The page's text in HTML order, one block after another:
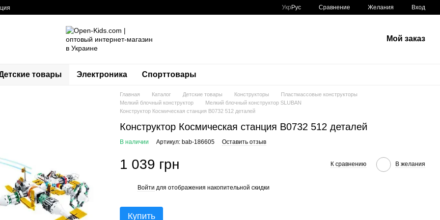
Укр Рус Сравнение Желания Вход
Мой заказ
товары Электроника Спорттовары
Главная Каталог Детские товары Конструкторы
Пластмассовые конструкторы
Мелкий блочный конструктор
Мелкий блочный конструктор SLUBAN
Конструктор Космическая станция B0732 512 деталей
Конструктор Космическая станция B0732 512 деталей
В наличии Артикул: bab-186605 Оставить отзыв
1 039 грн К сравнению В желания
Войти для отображения накопительной скидки
Купить